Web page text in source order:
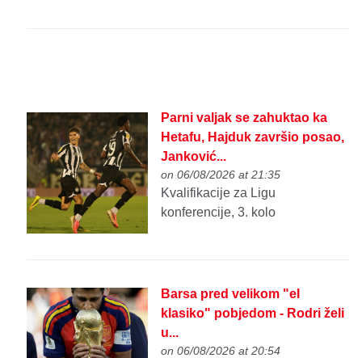
Parni valjak se zahuktao ka
Hetafu, Hajduk završio posao,
Janković...
on 06/08/2026 at 21:35
Kvalifikacije za Ligu
konferencije, 3. kolo
Barsa pred velikom "el
klasiko" pobjedom - Rodri želi
u...
on 06/08/2026 at 20:54